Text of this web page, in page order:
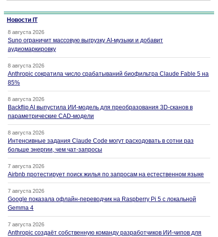
Новости IT
8 августа 2026
Suno ограничит массовую выгрузку AI-музыки и добавит
аудиомаркировку
8 августа 2026
Anthropic сократила число срабатываний биофильтра Claude Fable 5 на
85%
8 августа 2026
Backflip AI выпустила ИИ-модель для преобразования 3D-сканов в
параметрические CAD-модели
8 августа 2026
Интенсивные задания Claude Code могут расходовать в сотни раз
больше энергии, чем чат-запросы
7 августа 2026
Airbnb протестирует поиск жилья по запросам на естественном языке
7 августа 2026
Google показала офлайн-переводчик на Raspberry Pi 5 с локальной
Gemma 4
7 августа 2026
Anthropic создаёт собственную команду разработчиков ИИ-чипов для